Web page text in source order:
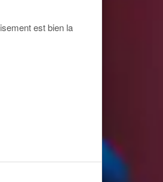
est bien la